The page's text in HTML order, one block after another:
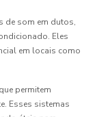
de som em dutos,
Eles
em locais como
permitem
Esses sistemas